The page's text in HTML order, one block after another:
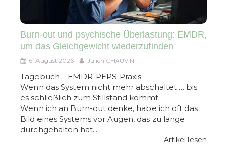
Burn-out und psychische Überlastung: EMDR,
um das Gleichgewicht wiederzufinden
6. August 2026 Julien CHAUVIN
Tagebuch – EMDR-PEPS-Praxis
Wenn das System nicht mehr abschaltet … bis
es schließlich zum Stillstand kommt
Wenn ich an Burn-out denke, habe ich oft das
Bild eines Systems vor Augen, das zu lange
durchgehalten hat...
Artikel lesen